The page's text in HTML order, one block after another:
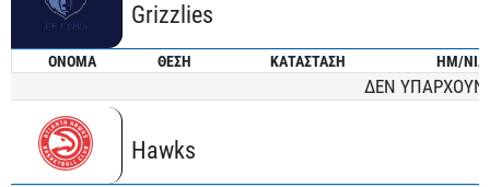
Grizzlies
ONOMA ΘΕΣΗ ΚΑΤΑΣΤΑΣΗ ΗΜ/ΝΙΑ
ΔΕΝ ΥΠΑΡΧΟΥΝ
Hawks